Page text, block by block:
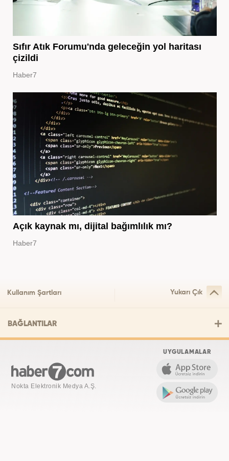
Sıfır Atık Forumu'nda geleceğin yol haritası
çizildi
Haber7
Açık kaynak mı, dijital bağımlılık mı?
Haber7
Kullanım Şartları Yukarı Çık
BAĞLANTILAR
Nokta Elektronik Medya A.Ş.
UYGULAMALAR